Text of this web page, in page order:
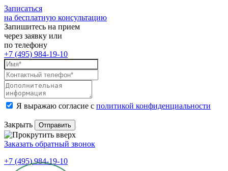
Записаться
на бесплатную консультацию
Запишитесь на прием
через заявку или
по телефону
+7 (495) 984-19-10
Я выражаю согласие с политикой конфиденциальности
Закрыть
Заказать обратный звонок
+7 (495) 984-19-10